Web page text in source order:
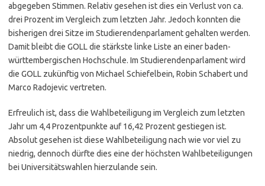
abgegeben Stimmen. Relativ gesehen ist dies ein Verlust von ca.
drei Prozent im Vergleich zum letzten Jahr. Jedoch konnten die
bisherigen drei Sitze im Studierendenparlament gehalten werden.
Damit bleibt die GOLL die stärkste linke Liste an einer baden-
württembergischen Hochschule. Im Studierendenparlament wird
die GOLL zukünftig von Michael Schiefelbein, Robin Schabert und
Marco Radojevic vertreten.
Erfreulich ist, dass die Wahlbeteiligung im Vergleich zum letzten
Jahr um 4,4 Prozentpunkte auf 16,42 Prozent gestiegen ist.
Absolut gesehen ist diese Wahlbeteiligung nach wie vor viel zu
niedrig, dennoch dürfte dies eine der höchsten Wahlbeteiligungen
bei Universitätswahlen hierzulande sein.